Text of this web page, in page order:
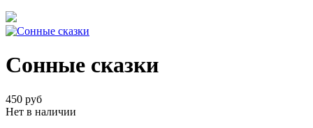
Сонные сказки
450 руб
Нет в наличии